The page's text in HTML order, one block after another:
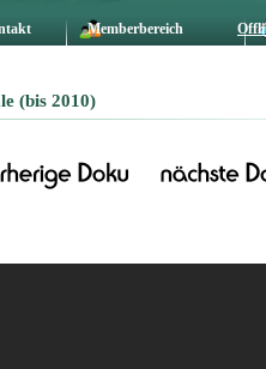
Memberbereich
(bis 2010)